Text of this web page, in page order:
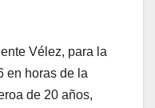
Vélez, para la
en horas de la
de 20 años,